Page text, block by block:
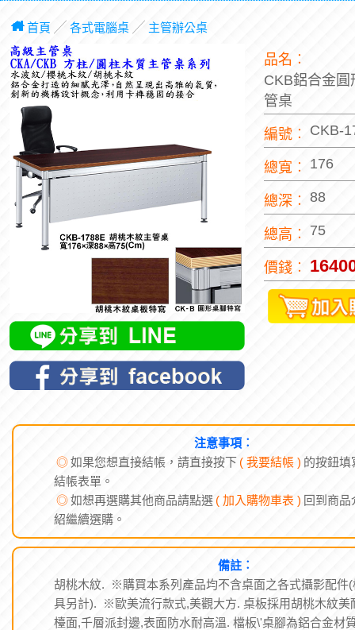
首頁 ╱ 各式電腦桌╱ 主管辦公桌
品名︰
CKB鋁合金圓
管桌
編號︰ CKB-
總寬︰ 176
總深︰ 88
總高︰ 75
價錢︰
注意事項︰
◎如果您想直接結帳，請直接按下 ( 我要結帳 ) 的按鈕填
結帳表單。
◎如想再選購其他商品請點選 ( 加入購物車表 ) 回到商品
紹繼續選購。
備註︰
胡桃木紋. ※購買本系列產品均不含桌面之各式攝影配件(
具另計). ※歐美流行款式,美觀大方. 桌板採用胡桃木紋美
檯面,千層派封邊,表面防水耐高溫. 檔板\'桌腳為鋁合金材